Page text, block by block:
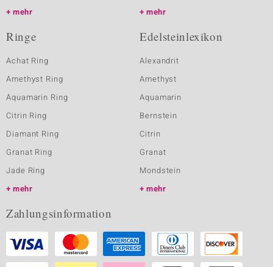
mehr
mehr
Ringe
Achat Ring
Amethyst Ring
Aquamarin Ring
Citrin Ring
Diamant Ring
Granat Ring
Jade Ring
mehr
Edelsteinlexikon
Alexandrit
Amethyst
Aquamarin
Bernstein
Citrin
Granat
Mondstein
mehr
Zahlungsinformation